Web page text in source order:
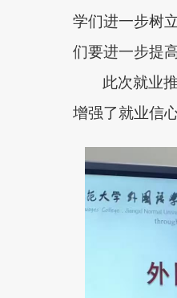
学们进一步树
们要进一步提
此次就业
增强了就业信